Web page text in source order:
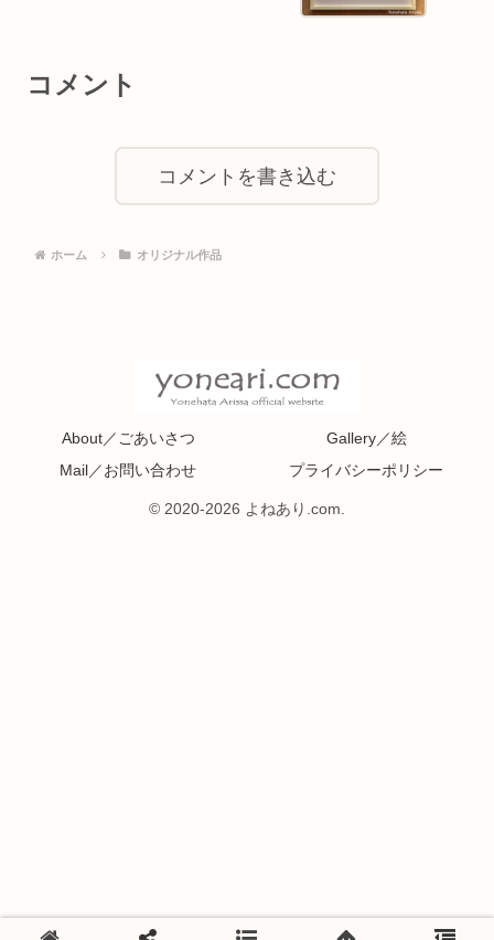
コメント
コメントを書き込む
ホーム オリジナル作品
About／ごあいさつ
Gallery／絵
Mail／お問い合わせ
プライバシーポリシー
© 2020-2026 よねあり.com.